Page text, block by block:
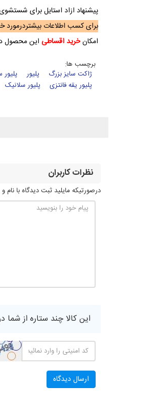
پیشنهاد ازاد استایل برای شستشوی این
برای کسب اطلاعات بیشتردرمورد
امکانخرید اقساطی این محصول
برچسب ها:
ژاکت سایز بزرگ
پلیور پلیور
پلیور یقه فانتزی
پلیور سلانیک
نظرات کاربران
درصورتیکه مایلید ثبت دیدگاه با
این کالا چند ستاره از شما